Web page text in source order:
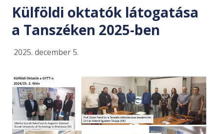
Külföldi oktatók látogatása
a Tanszéken 2025-ben
2025. december 5.